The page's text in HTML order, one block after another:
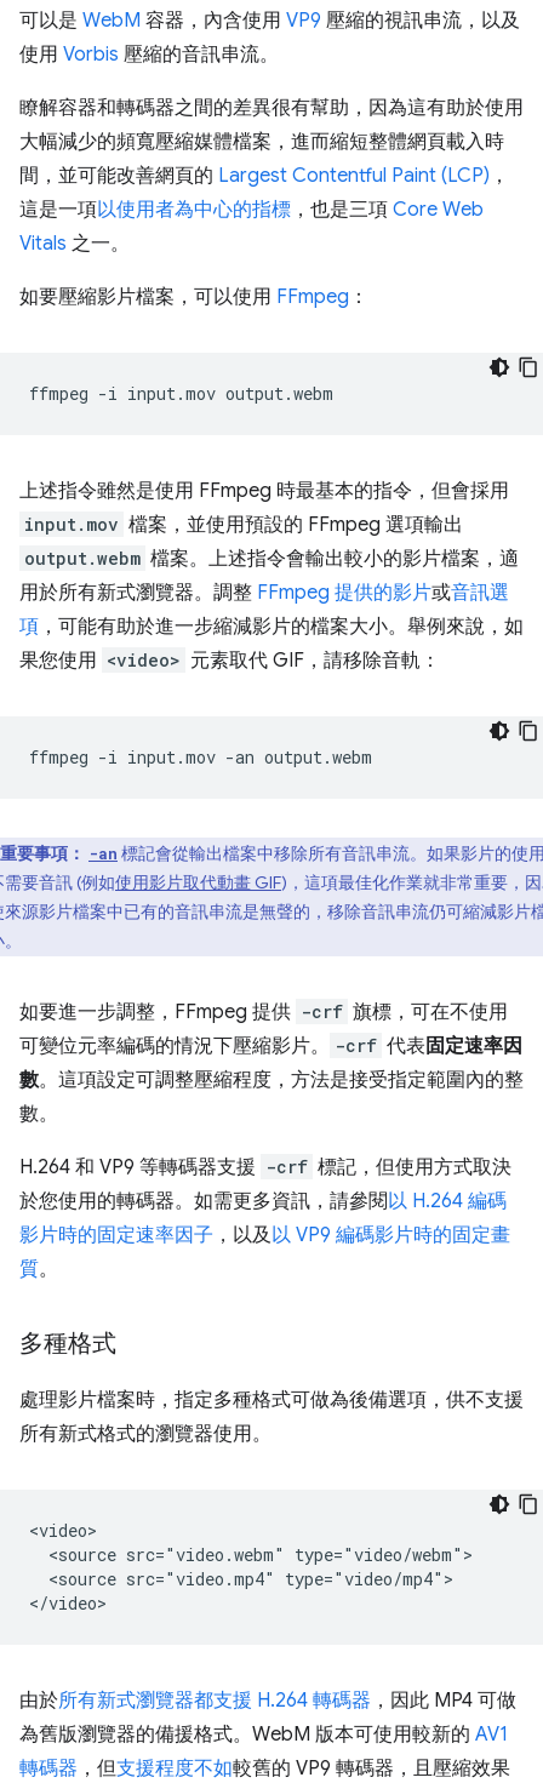
可以是 WebM 容器，內含使用 VP9 壓縮的視訊串流，以及
使用 Vorbis 壓縮的音訊串流。
瞭解容器和轉碼器之間的差異很有幫助，因為這有助於使用
大幅減少的頻寬壓縮媒體檔案，進而縮短整體網頁載入時
間，並可能改善網頁的 Largest Contentful Paint (LCP) ，
這是一項以使用者為中心的指標 ，也是三項 Core Web
Vitals 之一。
如要壓縮影片檔案，可以使用 FFmpeg ：
ffmpeg -i input.mov
上述指令雖然是使用 FFmpeg 時最基本的指令，但會採用
input.mov 檔案，並使用預設的 FFmpeg 選項輸出
output.webm 檔案。上述指令會輸出較小的影片檔案，適
用於所有新式瀏覽器。調整 FFmpeg 提供的影片或音訊選
項 ，可能有助於進一步縮減影片的檔案大小。舉例來說，如
果您使用 <video> 元素取代 GIF，請移除音軌：
ffmpeg -i input.mov -an
重要事項： -an 標記會從輸出檔案中移除所有音訊串流。如果影片的使
需要音訊 (例如使用影片取代動畫 GIF)，這項最佳化作業就非常重要，
來源影片檔案中已有的音訊串流是無聲的，移除音訊串流仍可縮減影片
如要進一步調整，FFmpeg 提供 -crf 旗標，可在不使用
可變位元率編碼的情況下壓縮影片。
-crf 代表 固定速率因
數。這項設定可調整壓縮程度，方法是接受指定範圍內的整
數。
H.264 和 VP9 等轉碼器支援 -crf 標記，但使用方式取決
於您使用的轉碼器。如需更多資訊，請參閱以 H.264 編碼
影片時的固定速率因子 ，以及以 VP9 編碼影片時的固定畫
質。
多種格式
處理影片檔案時，指定多種格式可做為後備選項，供不支援
所有新式格式的瀏覽器使用。
<video>
  <source src="video.webm" type="video/webm">
  <source src="video.mp4" type="video/mp4">
由於所有新式瀏覽器都支援 H.264 轉碼器 ，因此 MP4 可做
為舊版瀏覽器的備援格式。WebM 版本可使用較新的 AV1
轉碼器 ，但支援程度不如較舊的 VP9 轉碼器 ，且壓縮效果